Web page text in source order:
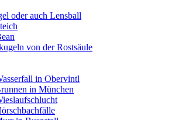
oder auch Lensball
von der Rostsäule
in Obervintl
in München